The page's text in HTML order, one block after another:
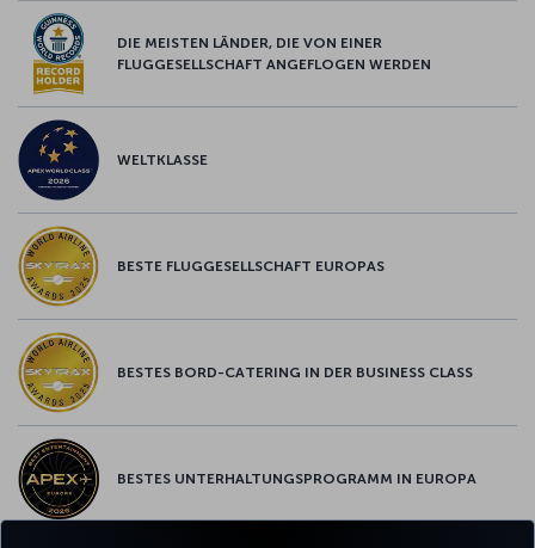
DIE MEISTEN LÄNDER, DIE VON EINER
FLUGGESELLSCHAFT ANGEFLOGEN WERDEN
WELTKLASSE
BESTE FLUGGESELLSCHAFT EUROPAS
BESTES BORD-CATERING IN DER BUSINESS CLASS
BESTES UNTERHALTUNGSPROGRAMM IN EUROPA